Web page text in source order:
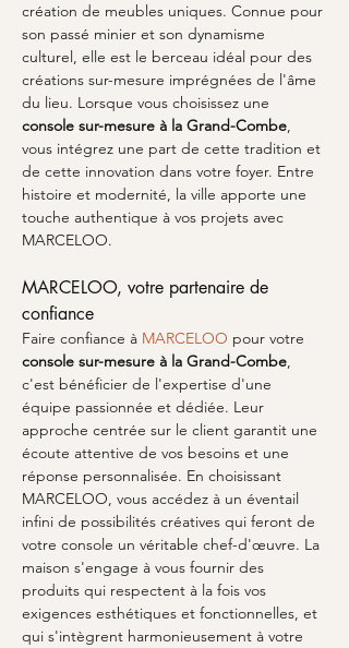
création de meubles uniques. Connue pour
son passé minier et son dynamisme
culturel, elle est le berceau idéal pour des
créations sur-mesure imprégnées de l'âme
du lieu. Lorsque vous choisissez une
console sur-mesure à la Grand-Combe,
vous intégrez une part de cette tradition et
de cette innovation dans votre foyer. Entre
histoire et modernité, la ville apporte une
touche authentique à vos projets avec
MARCELOO.
MARCELOO, votre partenaire de
confiance
Faire confiance à MARCELOO pour votre
console sur-mesure à la Grand-Combe,
c'est bénéficier de l'expertise d'une
équipe passionnée et dédiée. Leur
approche centrée sur le client garantit une
écoute attentive de vos besoins et une
réponse personnalisée. En choisissant
MARCELOO, vous accédez à un éventail
infini de possibilités créatives qui feront de
votre console un véritable chef-d'œuvre. La
maison s'engage à vous fournir des
produits qui respectent à la fois vos
exigences esthétiques et fonctionnelles, et
qui s'intègrent harmonieusement à votre